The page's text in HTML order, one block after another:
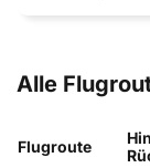
Alle
Flugroute